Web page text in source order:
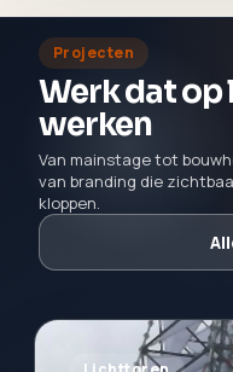
Projecten
Werk dat
werken
Van mainstage tot
van branding die
kloppen.